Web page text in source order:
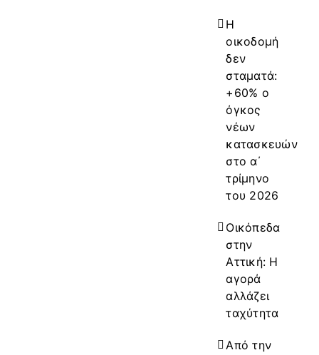
Η
οικοδομή
δεν
σταματά:
+60% ο
όγκος
νέων
κατασκευών
στο α΄
τρίμηνο
του 2026
Οικόπεδα
στην
Αττική: Η
αγορά
αλλάζει
ταχύτητα
Από την